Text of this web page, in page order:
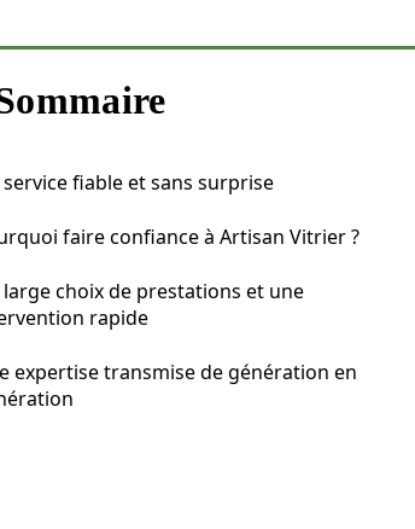
service fiable et sans surprise
faire confiance à Artisan Vitrier ?
large choix de prestations et une
rapide
expertise transmise de génération en